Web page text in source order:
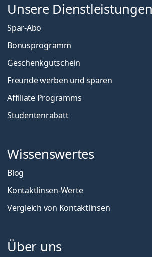
Unsere Dienstleistungen
Spar-Abo
Bonusprogramm
Geschenkgutschein
Freunde werben und sparen
Affiliate Programms
Studentenrabatt
Wissenswertes
Blog
Kontaktlinsen-Werte
Vergleich von Kontaktlinsen
Über uns